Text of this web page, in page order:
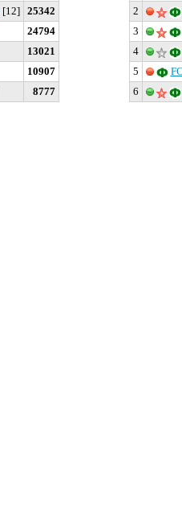
[12]
25342
24794
13021
10907
8777
2
3
4
5
6